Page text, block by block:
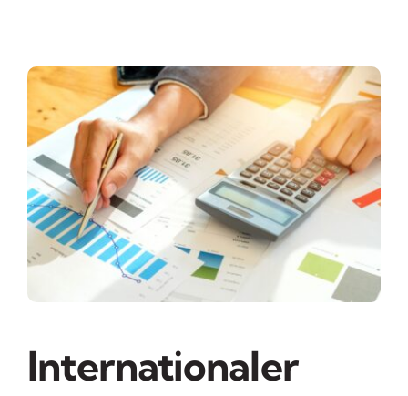
Internationaler